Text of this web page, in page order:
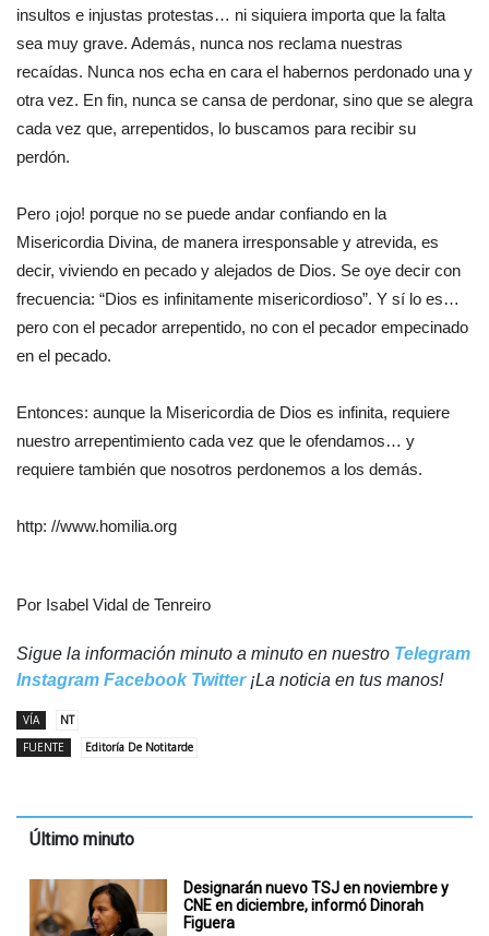
insultos e injustas protestas… ni siquiera importa que la falta
sea muy grave. Además, nunca nos reclama nuestras
recaídas. Nunca nos echa en cara el habernos perdonado una y
otra vez. En fin, nunca se cansa de perdonar, sino que se alegra
cada vez que, arrepentidos, lo buscamos para recibir su
perdón.
Pero ¡ojo! porque no se puede andar confiando en la
Misericordia Divina, de manera irresponsable y atrevida, es
decir, viviendo en pecado y alejados de Dios. Se oye decir con
frecuencia: “Dios es infinitamente misericordioso”. Y sí lo es…
pero con el pecador arrepentido, no con el pecador empecinado
en el pecado.
Entonces: aunque la Misericordia de Dios es infinita, requiere
nuestro arrepentimiento cada vez que le ofendamos… y
requiere también que nosotros perdonemos a los demás.
http: //www.homilia.org
Por Isabel Vidal de Tenreiro
Sigue la información minuto a minuto en nuestro Telegram
Instagram Facebook Twitter¡La noticia en tus manos!
VÍA
NT
FUENTE
Editoría De Notitarde
Último minuto
Designarán nuevo TSJ en noviembre y
CNE en diciembre, informó Dinorah
Figuera